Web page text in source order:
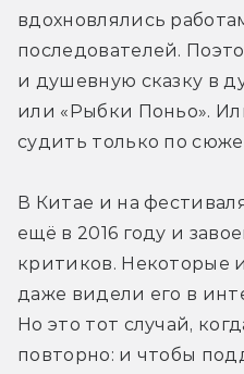
вдохновлялись
последователей.
и душевную сказку в
или «Рыбки Поньо».
судить только по
В Китае и на
ещё в 2016 году и
критиков. Некоторые
даже видели его в
Но это тот случай,
повторно: и чтобы